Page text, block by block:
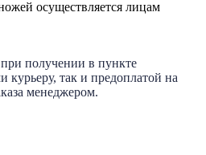
осуществляется лицам
получении в пункте
так и предоплатой на
менеджером.